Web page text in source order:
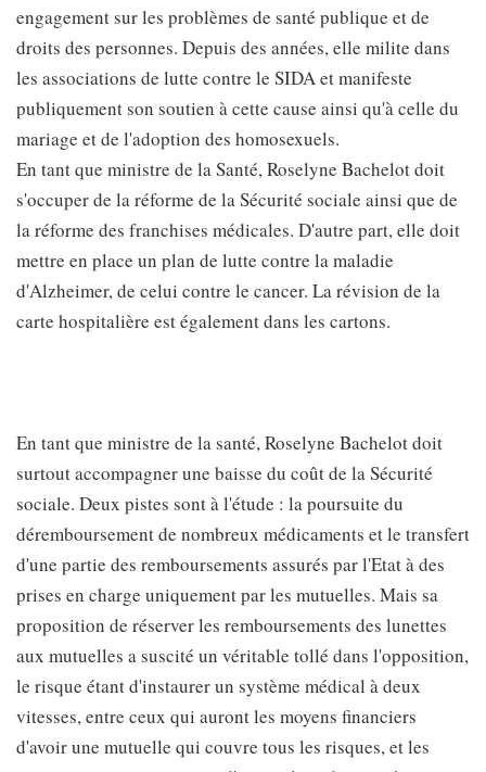
engagement sur les problèmes de santé publique et de
droits des personnes. Depuis des années, elle milite dans
les associations de lutte contre le SIDA et manifeste
publiquement son soutien à cette cause ainsi qu'à celle du
mariage et de l'adoption des homosexuels.
En tant que ministre de la Santé, Roselyne Bachelot doit
s'occuper de la réforme de la Sécurité sociale ainsi que de
la réforme des franchises médicales. D'autre part, elle doit
mettre en place un plan de lutte contre la maladie
d'Alzheimer, de celui contre le cancer. La révision de la
carte hospitalière est également dans les cartons.
En tant que ministre de la santé, Roselyne Bachelot doit
surtout accompagner une baisse du coût de la Sécurité
sociale. Deux pistes sont à l'étude : la poursuite du
déremboursement de nombreux médicaments et le transfert
d'une partie des remboursements assurés par l'Etat à des
prises en charge uniquement par les mutuelles. Mais sa
proposition de réserver les remboursements des lunettes
aux mutuelles a suscité un véritable tollé dans l'opposition,
le risque étant d'instaurer un système médical à deux
vitesses, entre ceux qui auront les moyens financiers
d'avoir une mutuelle qui couvre tous les risques, et les